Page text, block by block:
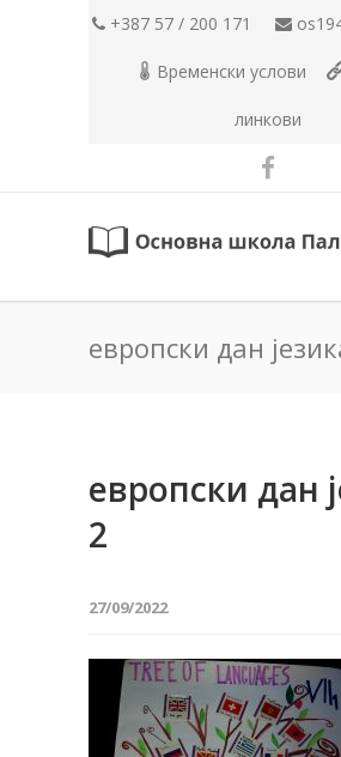
+387 57 / 200 171
Временски услови
линкови
европски дан
европски дан
2
27/09/2022